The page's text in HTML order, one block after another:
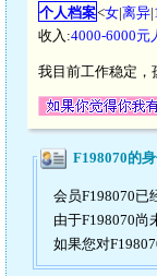
个人档案<女|离异|
收入:4000-6000元
我目前工作稳定
F198070的
会员F198070已
由于F198070尚
如果您对